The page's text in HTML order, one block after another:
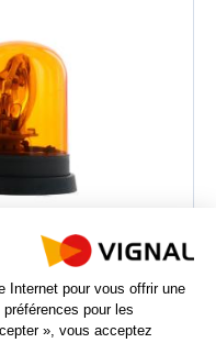
Internet pour vous offrir une
pour les
», vous acceptez